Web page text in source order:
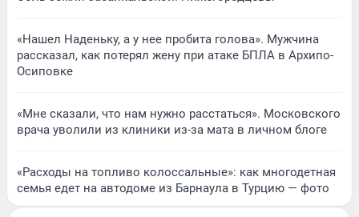
«Нашел Наденьку, а у нее пробита голова». Мужчина
рассказал, как потерял жену при атаке БПЛА в Архипо-
Осиповке
«Мне сказали, что нам нужно расстаться». Московского
врача уволили из клиники из-за мата в личном блоге
«Расходы на топливо колоссальные»: как многодетная
семья едет на автодоме из Барнаула в Турцию — фото